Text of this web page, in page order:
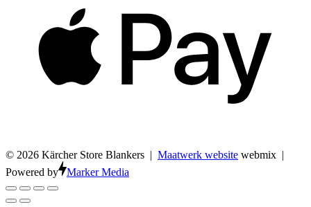
© 2026 Kärcher Store Blankers | Maatwerk website webmix |
Powered by
Marker Media